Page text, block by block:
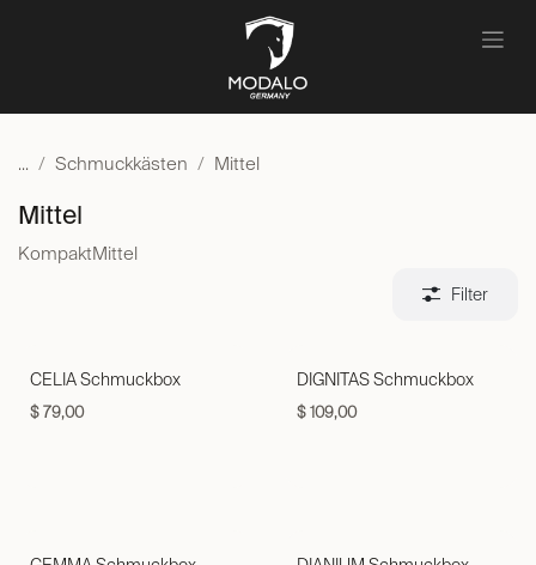
... Schmuckkästen Mittel
Mittel
KompaktMittel
Filter
CELIA Schmuckbox
$79,00
DIGNITAS Schmuckbox
$109,00